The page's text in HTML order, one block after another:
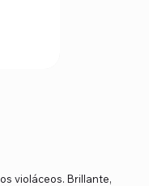
violáceos. Brillante,